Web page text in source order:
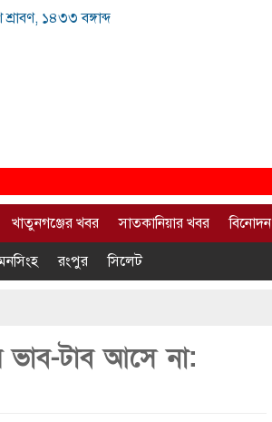
১৪৩৩ বঙ্গাব্দ
খাতুনগঞ্জের খবর সাতকানিয়ার খবর বিনোদন
রংপুর সিলেট
ভাব-টাব আসে না: